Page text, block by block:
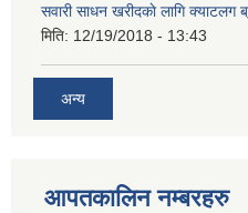
सवारी साधन खरीदकाे लागि क्याटलग
मिति: 12/19/2018 - 13:43
अन्य
आपतकालिन नम्बरहरु